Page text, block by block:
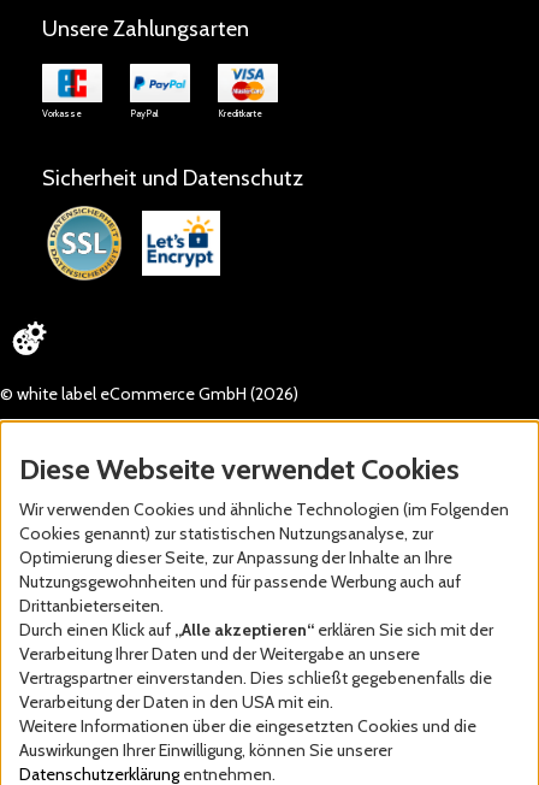
Unsere Zahlungsarten
Vorkasse PayPal Kreditkarte
Sicherheit und Datenschutz
© white label eCommerce GmbH (2026)
Diese Webseite verwendet Cookies
Wir verwenden Cookies und ähnliche Technologien (im Folgenden
Cookies genannt) zur statistischen Nutzungsanalyse, zur
Optimierung dieser Seite, zur Anpassung der Inhalte an Ihre
Nutzungsgewohnheiten und für passende Werbung auch auf
Drittanbieterseiten.
Durch einen Klick auf „Alle akzeptieren“ erklären Sie sich mit der
Verarbeitung Ihrer Daten und der Weitergabe an unsere
Vertragspartner einverstanden. Dies schließt gegebenenfalls die
Verarbeitung der Daten in den USA mit ein.
Weitere Informationen über die eingesetzten Cookies und die
Auswirkungen Ihrer Einwilligung, können Sie unserer
Datenschutzerklärungentnehmen.